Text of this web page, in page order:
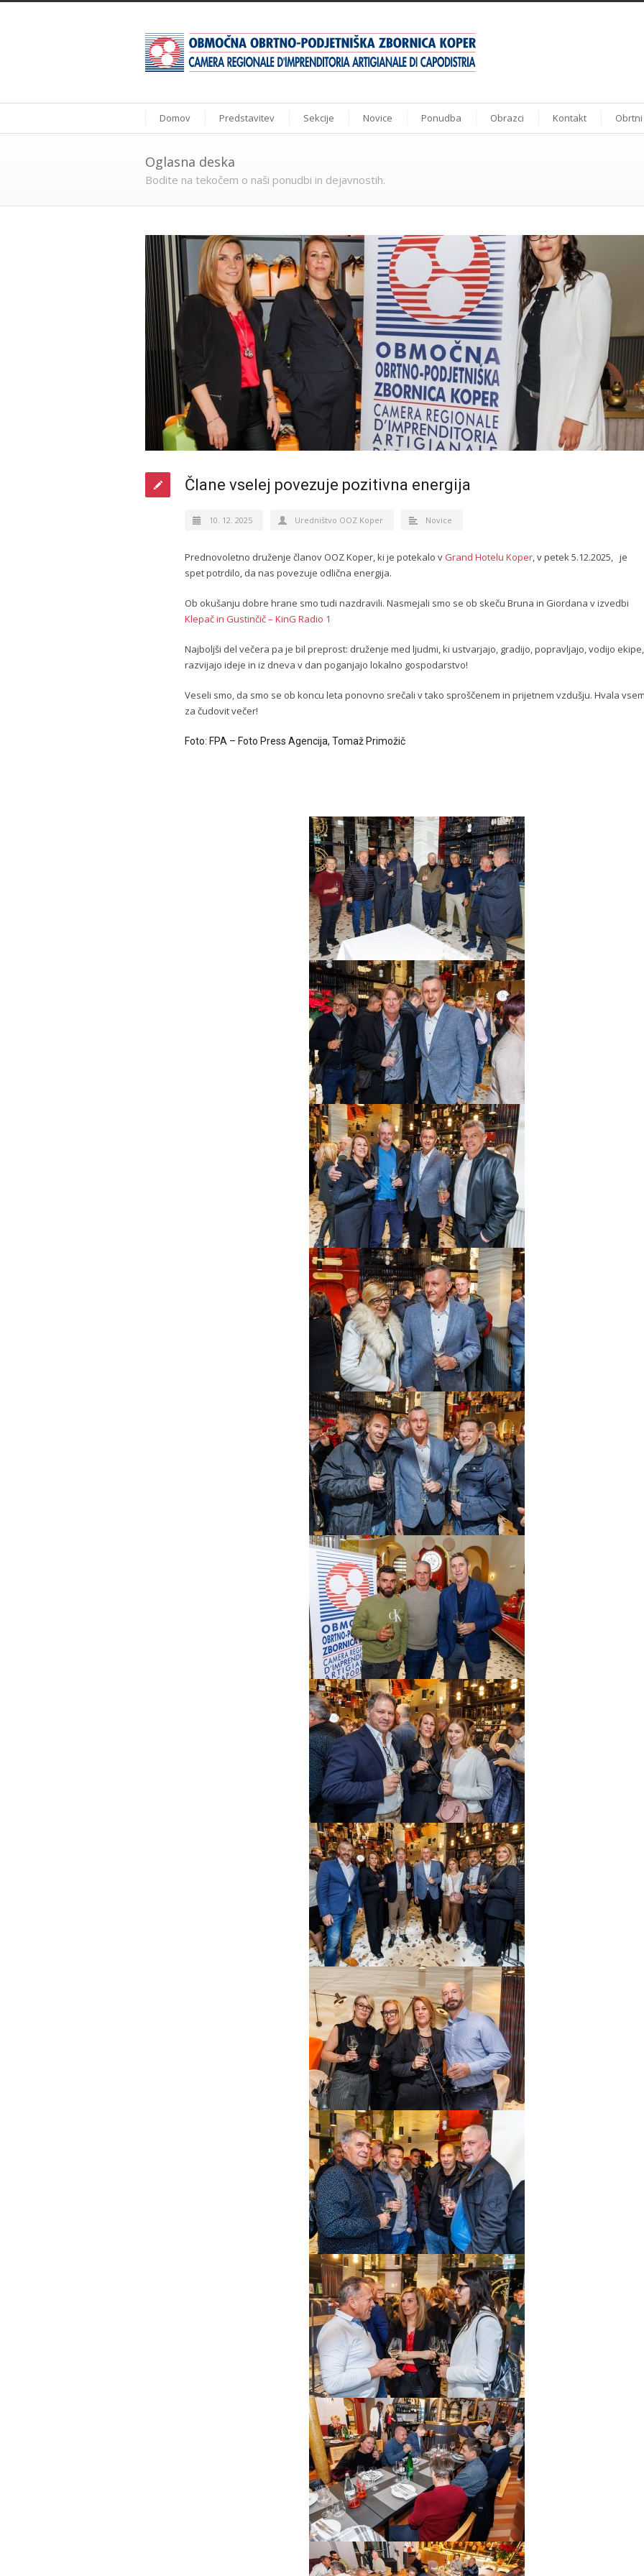
Domov Predstavitev Sekcije Novice Ponudba Obrazci Kontakt
Oglasna deska
Bodite na tekočem o naši ponudbi in dejavnostih.
Člane vselej povezuje pozitivna energija
10. 12. 2025 Uredništvo OOZ Koper Novice
Prednovoletno druženje članov OOZ Koper, ki je potekalo vGrand Hotelu Koper, v petek 5.12.2025, je
spet potrdilo, da nas povezuje odlična energija.
Ob okušanju dobre hrane smo tudi nazdravili. Nasmejali smo se ob skeču Bruna in Giordana v izvedbi
Klepač in Gustinčič – KinG Radio 1
Najboljši del večera pa je bil preprost: druženje med ljudmi, ki ustvarjajo, gradijo, popravljajo, vodijo ekipe,
razvijajo ideje in iz dneva v dan poganjajo lokalno gospodarstvo!
Veseli smo, da smo se ob koncu leta ponovno srečali v tako sproščenem in prijetnem vzdušju. Hvala
za čudovit večer!
Foto: FPA – Foto Press Agencija, Tomaž Primožič